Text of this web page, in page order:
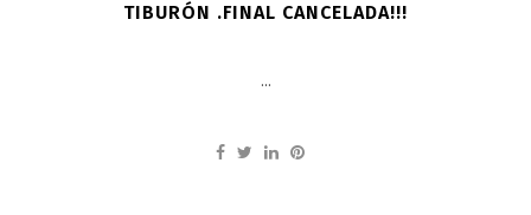
TIBURÓN .FINAL CANCELADA!!!
...